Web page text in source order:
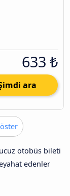
633 ₺
ara
otobüs bileti
edenler